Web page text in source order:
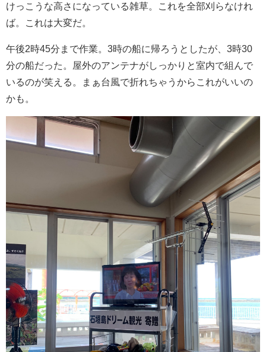
けっこうな高さになっている雑草。これを全部刈らなけれ
ば。これは大変だ。
午後2時45分まで作業。3時の船に帰ろうとしたが、3時30
分の船だった。屋外のアンテナがしっかりと室内で組んで
いるのが笑える。まぁ台風で折れちゃうからこれがいいの
かも。